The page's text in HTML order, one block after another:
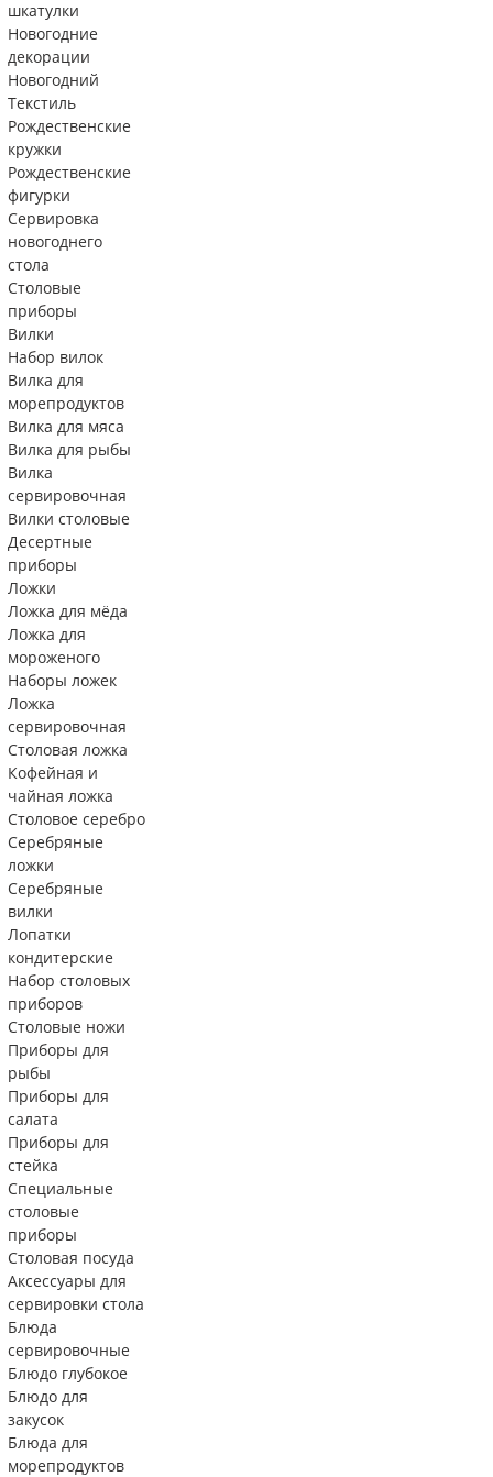
шкатулки
Новогодние
декорации
Новогодний
Текстиль
Рождественские
кружки
Рождественские
фигурки
Сервировка
новогоднего
стола
Столовые
приборы
Вилки
Набор вилок
Вилка для
морепродуктов
Вилка для мяса
Вилка для рыбы
Вилка
сервировочная
Вилки столовые
Десертные
приборы
Ложки
Ложка для мёда
Ложка для
мороженого
Наборы ложек
Ложка
сервировочная
Столовая ложка
Кофейная и
чайная ложка
Столовое серебро
Серебряные
ложки
Серебряные
вилки
Лопатки
кондитерские
Набор столовых
приборов
Столовые ножи
Приборы для
рыбы
Приборы для
салата
Приборы для
стейка
Специальные
столовые
приборы
Столовая посуда
Аксессуары для
сервировки стола
Блюда
сервировочные
Блюдо глубокое
Блюдо для
закусок
Блюда для
морепродуктов